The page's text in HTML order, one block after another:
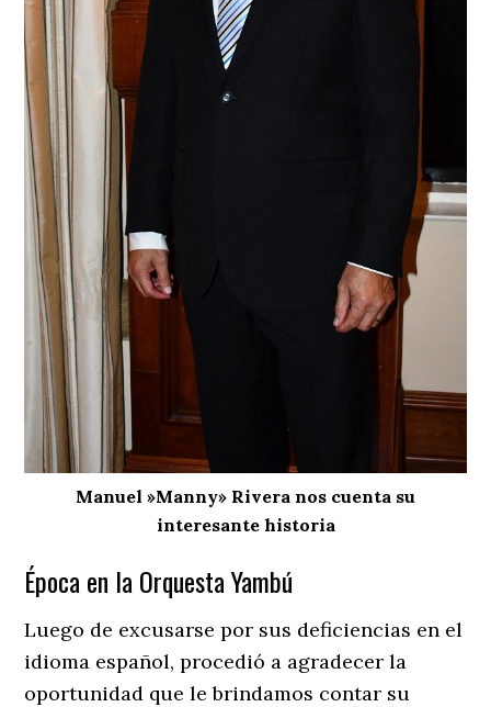
Manuel »Manny» Rivera nos cuenta su
interesante historia
Época en la Orquesta Yambú
Luego de excusarse por sus deficiencias en el
idioma español, procedió a agradecer la
oportunidad que le brindamos contar su